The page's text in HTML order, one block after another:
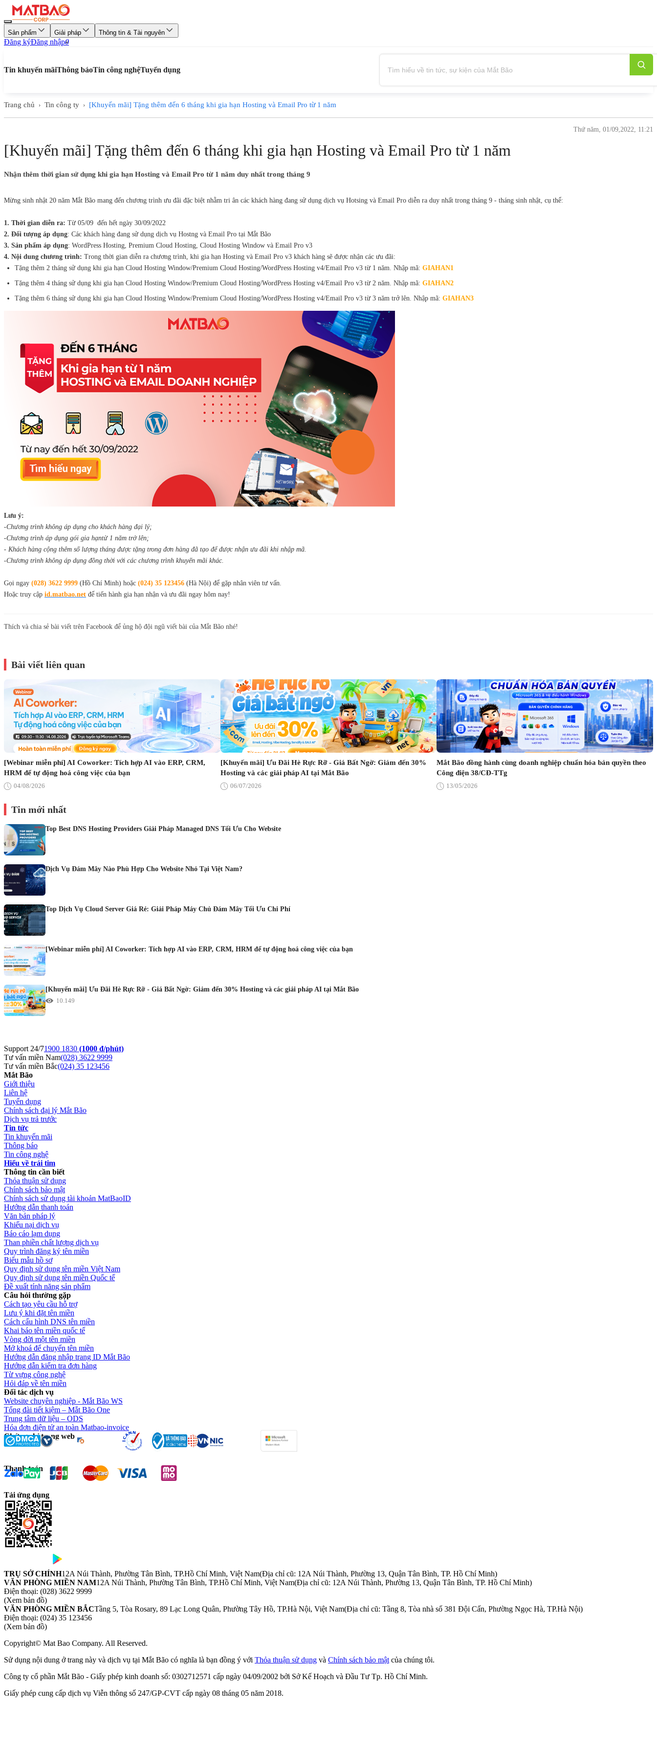
Sản phẩm Giải pháp Thông tin & Tài nguyên
Đăng kýĐăng nhập0
Tin khuyến mãiThông báoTin công nghệTuyển dụng
Trang chủ › Tin công ty › [Khuyến mãi] Tặng thêm đến 6 tháng khi gia hạn Hosting và Email Pro từ 1 năm
Thứ năm, 01/09,2022, 11:21
[Khuyến mãi] Tặng thêm đến 6 tháng khi gia hạn Hosting và Email Pro từ 1 năm
Nhận thêm thời gian sử dụng khi gia hạn Hosting và Email Pro từ 1 năm duy nhất trong tháng 9
Mừng sinh nhật 20 năm Mắt Bão mang đến chương trình ưu đãi đặc biệt nhằm tri ân các khách hàng đang sử dụng dịch vụ Hotsing và Email Pro diễn ra duy nhất trong tháng 9 - tháng sinh nhật, cụ thể:
1. Thời gian diễn ra: Từ 05/09 đến hết ngày 30/09/2022
2. Đối tượng áp dụng: Các khách hàng đang sử dụng dịch vụ Hostng và Email Pro tại Mắt Bão
3. Sản phẩm áp dụng: WordPress Hosting, Premium Cloud Hosting, Cloud Hosting Window và Email Pro v3
4. Nội dung chương trình: Trong thời gian diễn ra chương trình, khi gia hạn Hosting và Email Pro v3 khách hàng sẽ được nhận các ưu đãi:
Tặng thêm 2 tháng sử dụng khi gia hạn Cloud Hosting Window/Premium Cloud Hosting/WordPress Hosting v4/Email Pro v3 từ 1 năm. Nhập mã: GIAHAN1
Tặng thêm 4 tháng sử dụng khi gia hạn Cloud Hosting Window/Premium Cloud Hosting/WordPress Hosting v4/Email Pro v3 từ 2 năm. Nhập mã: GIAHAN2
Tặng thêm 6 tháng sử dụng khi gia hạn Cloud Hosting Window/Premium Cloud Hosting/WordPress Hosting v4/Email Pro v3 từ 3 năm trở lên. Nhập mã: GIAHAN3
Lưu ý:
-Chương trình không áp dụng cho khách hàng đại lý;
-Chương trình áp dụng gói gia hạntừ 1 năm trở lên;
- Khách hàng cộng thêm số lượng tháng được tặng trong đơn hàng đã tạo để được nhận ưu đãi khi nhập mã.
-Chương trình không áp dụng đồng thời với các chương trình khuyến mãi khác.
Gọi ngay (028) 3622 9999 (Hồ Chí Minh) hoặc (024) 35 123456 (Hà Nội) để gặp nhân viên tư vấn.
Hoặc truy cập id.matbao.net để tiến hành gia hạn nhận và ưu đãi ngay hôm nay!
Thích và chia sẻ bài viết trên Facebook để ủng hộ đội ngũ viết bài của Mắt Bão nhé!
Bài viết liên quan
[Webinar miễn phí] AI Coworker: Tích hợp AI vào ERP, CRM,
HRM để tự động hoá công việc của bạn
04/08/2026
[Khuyến mãi] Ưu Đãi Hè Rực Rỡ - Giá Bất Ngờ: Giảm đến 30%
Hosting và các giải pháp AI tại Mắt Bão
06/07/2026
Mắt Bão đồng hành cùng doanh nghiệp chuẩn hóa bản quyền theo
Công điện 38/CĐ-TTg
13/05/2026
Tin mới nhất
Top Best DNS Hosting Providers Giải Pháp Managed DNS Tối Ưu Cho Website
Dịch Vụ Đám Mây Nào Phù Hợp Cho Website Nhỏ Tại Việt Nam?
Top Dịch Vụ Cloud Server Giá Rẻ: Giải Pháp Máy Chủ Đám Mây Tối Ưu Chi Phí
[Webinar miễn phí] AI Coworker: Tích hợp AI vào ERP, CRM, HRM để tự động hoá công việc của bạn
[Khuyến mãi] Ưu Đãi Hè Rực Rỡ - Giá Bất Ngờ: Giảm đến 30% Hosting và các giải pháp AI tại Mắt Bão
10.149
Support 24/71900 1830 (1000 đ/phút)
Tư vấn miền Nam(028) 3622 9999
Tư vấn miền Bắc(024) 35 123456
Mắt Bão
Giới thiệu
Liên hệ
Tuyển dụng
Chính sách đại lý Mắt Bão
Dịch vụ trả trước
Tin tức
Tin khuyến mãi
Thông báo
Tin công nghệ
Hiểu về trái tim
Thông tin cần biết
Thỏa thuận sử dụng
Chính sách bảo mật
Chính sách sử dụng tài khoản MatBaoID
Hướng dẫn thanh toán
Văn bản pháp lý
Khiếu nại dịch vụ
Báo cáo lạm dụng
Than phiền chất lượng dịch vụ
Quy trình đăng ký tên miền
Biểu mẫu hồ sơ
Quy định sử dụng tên miền Việt Nam
Quy định sử dụng tên miền Quốc tế
Đề xuất tính năng sản phẩm
Câu hỏi thường gặp
Cách tạo yêu cầu hỗ trợ
Lưu ý khi đặt tên miền
Cách cấu hình DNS tên miền
Khai báo tên miền quốc tế
Vòng đời một tên miền
Mở khoá để chuyển tên miền
Hướng dẫn đăng nhập trang ID Mắt Bão
Hướng dẫn kiểm tra đơn hàng
Từ vựng công nghệ
Hỏi đáp về tên miền
Đối tác dịch vụ
Website chuyên nghiệp - Mắt Bão WS
Tổng đài tiết kiệm – Mắt Bão One
Trung tâm dữ liệu – ODS
Hóa đơn điện tử an toàn Matbao-invoice
Chứng chỉ trang web
Thanh toán
Tải ứng dụng
TRỤ SỞ CHÍNH12A Núi Thành, Phường Tân Bình, TP.Hồ Chí Minh, Việt Nam(Địa chỉ cũ: 12A Núi Thành, Phường 13, Quận Tân Bình, TP. Hồ Chí Minh)
VĂN PHÒNG MIỀN NAM12A Núi Thành, Phường Tân Bình, TP.Hồ Chí Minh, Việt Nam(Địa chỉ cũ: 12A Núi Thành, Phường 13, Quận Tân Bình, TP. Hồ Chí Minh)
Điện thoại: (028) 3622 9999
(Xem bản đồ)
VĂN PHÒNG MIỀN BẮCTầng 5, Tòa Rosary, 89 Lạc Long Quân, Phường Tây Hồ, TP.Hà Nội, Việt Nam(Địa chỉ cũ: Tầng 8, Tòa nhà số 381 Đội Cấn, Phường Ngọc Hà, TP.Hà Nội)
Điện thoại: (024) 35 123456
(Xem bản đồ)
Copyright© Mat Bao Company. All Reserved.
Sử dụng nội dung ở trang này và dịch vụ tại Mắt Bão có nghĩa là bạn đồng ý với Thỏa thuận sử dụng và Chính sách bảo mật của chúng tôi.
Công ty cổ phần Mắt Bão - Giấy phép kinh doanh số: 0302712571 cấp ngày 04/09/2002 bởi Sở Kế Hoạch và Đầu Tư Tp. Hồ Chí Minh.
Giấy phép cung cấp dịch vụ Viễn thông số 247/GP-CVT cấp ngày 08 tháng 05 năm 2018.